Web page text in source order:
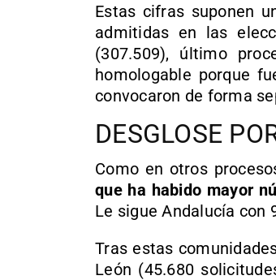
Estas cifras suponen
admitidas en las
(307.509), último
homologable porque
convocaron de forma
DESGLOSE
Como en otros
que ha habido mayor
Le sigue Andalucía con
Tras estas
León (45.680